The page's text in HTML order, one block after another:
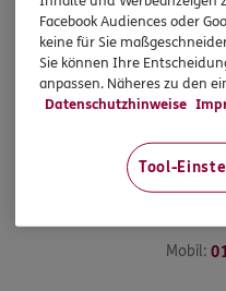
Mobil:
Facebook Audiences oder
keine für Sie
Sie können Ihre
anpassen. Näheres zu den
Datenschutzhinweise
Tool-